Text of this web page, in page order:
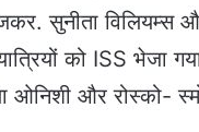
सुनीता विलियम्स
यात्रियों को ISS
ओनिशी और रोस्को-